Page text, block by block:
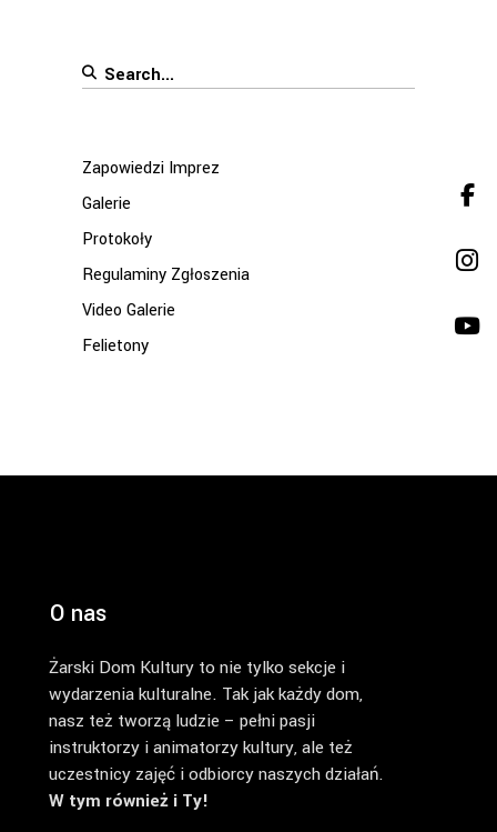
Search
Zapowiedzi Imprez
Galerie
Protokoły
Regulaminy Zgłoszenia
Video Galerie
Felietony
O nas
Żarski Dom Kultury to nie tylko sekcje i
wydarzenia kulturalne. Tak jak każdy dom,
nasz też tworzą ludzie – pełni pasji
instruktorzy i animatorzy kultury, ale też
uczestnicy zajęć i odbiorcy naszych działań.
W tym również i Ty!